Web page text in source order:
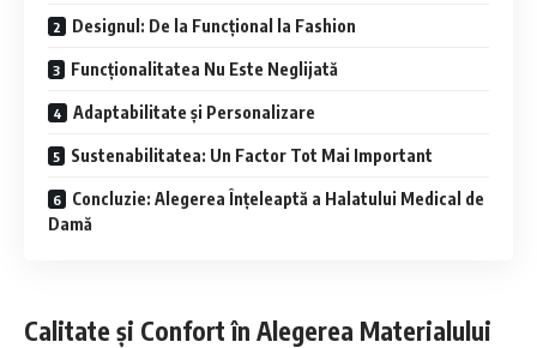
Designul: De la Funcțional la Fashion
Funcționalitatea Nu Este Neglijată
Adaptabilitate și Personalizare
Sustenabilitatea: Un Factor Tot Mai Important
Concluzie: Alegerea Înțeleaptă a Halatului Medical de
Damă
Calitate și Confort în Alegerea Materialului